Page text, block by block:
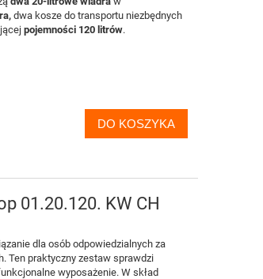
dwa kosze do transportu niezbędnych
pojemności 120 litrów.
DO KOSZYKA
01.20.120. KW CH
dla osób odpowiedzialnych za
Ten praktycznyzestaw sprawdzi
wyposażenie. Wskład